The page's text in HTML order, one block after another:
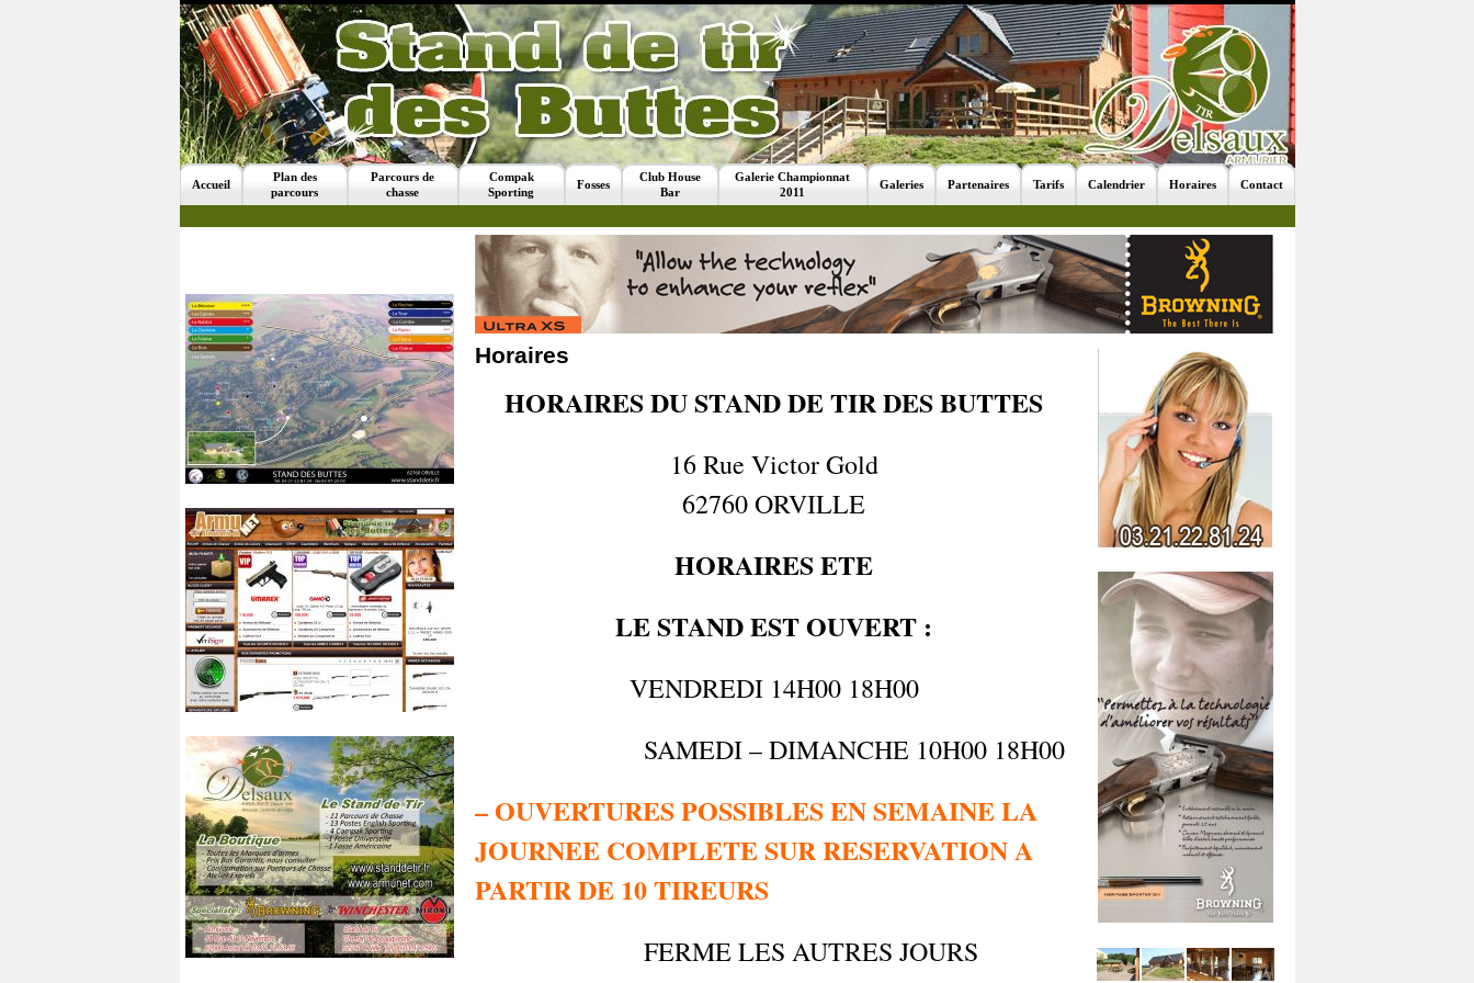
Accueil
Plan des
parcours
Parcours de
chasse
Compak
Sporting
Fosses
Club House
Bar
Galerie Championnat
2011
Galeries Partenaires Tarifs Calendrier Horaires Contact
Horaires
HORAIRES DU STAND DE TIR DES BUTTES
16 Rue Victor Gold
62760 ORVILLE
HORAIRES ETE
LE STAND EST OUVERT :
VENDREDI 14H00 18H00
SAMEDI – DIMANCHE 10H00 18H00
– OUVERTURES POSSIBLES EN SEMAINE LA
JOURNEE COMPLETE SUR RESERVATION A
PARTIR DE 10 TIREURS
FERME LES AUTRES JOURS